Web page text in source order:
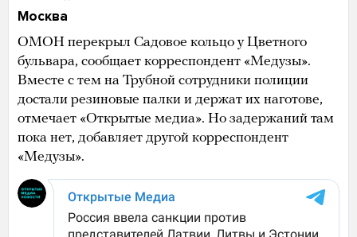
Москва
ОМОН перекрыл Садовое кольцо у Цветного
бульвара, сообщает корреспондент «Медузы».
Вместе с тем на Трубной сотрудники полиции
достали резиновые палки и держат их наготове,
отмечает «Открытые медиа». Но задержаний там
пока нет, добавляет другой корреспондент
«Медузы».